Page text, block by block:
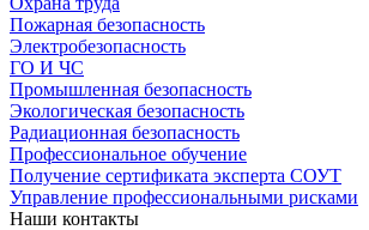
Пожарная безопасность
Электробезопасность
ГО И ЧС
Промышленная безопасность
Экологическая безопасность
Радиационная безопасность
Профессиональное обучение
Получение сертификата эксперта СОУТ
Управление профессиональными рисками
Наши контакты